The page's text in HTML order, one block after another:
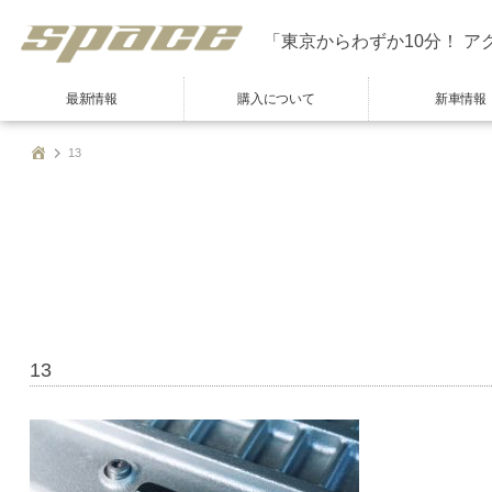
「東京からわずか10分！ ア
最新情報 購入について 新車情報
13
13